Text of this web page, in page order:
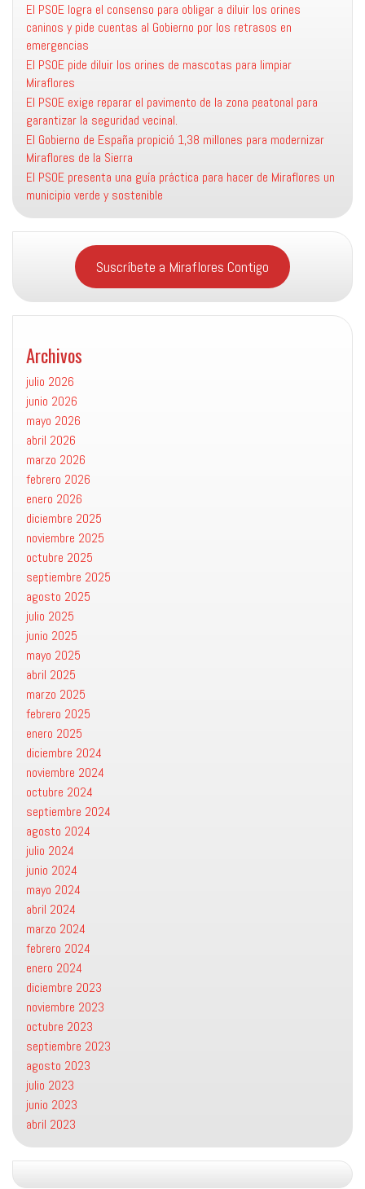
El PSOE logra el consenso para obligar a diluir los orines
caninos y pide cuentas al Gobierno por los retrasos en
emergencias
El PSOE pide diluir los orines de mascotas para limpiar
Miraflores
El PSOE exige reparar el pavimento de la zona peatonal para
garantizar la seguridad vecinal.
El Gobierno de España propició 1,38 millones para modernizar
Miraflores de la Sierra
El PSOE presenta una guía práctica para hacer de Miraflores un
municipio verde y sostenible
Suscríbete a Miraflores Contigo
Archivos
julio 2026
junio 2026
mayo 2026
abril 2026
marzo 2026
febrero 2026
enero 2026
diciembre 2025
noviembre 2025
octubre 2025
septiembre 2025
agosto 2025
julio 2025
junio 2025
mayo 2025
abril 2025
marzo 2025
febrero 2025
enero 2025
diciembre 2024
noviembre 2024
octubre 2024
septiembre 2024
agosto 2024
julio 2024
junio 2024
mayo 2024
abril 2024
marzo 2024
febrero 2024
enero 2024
diciembre 2023
noviembre 2023
octubre 2023
septiembre 2023
agosto 2023
julio 2023
junio 2023
abril 2023